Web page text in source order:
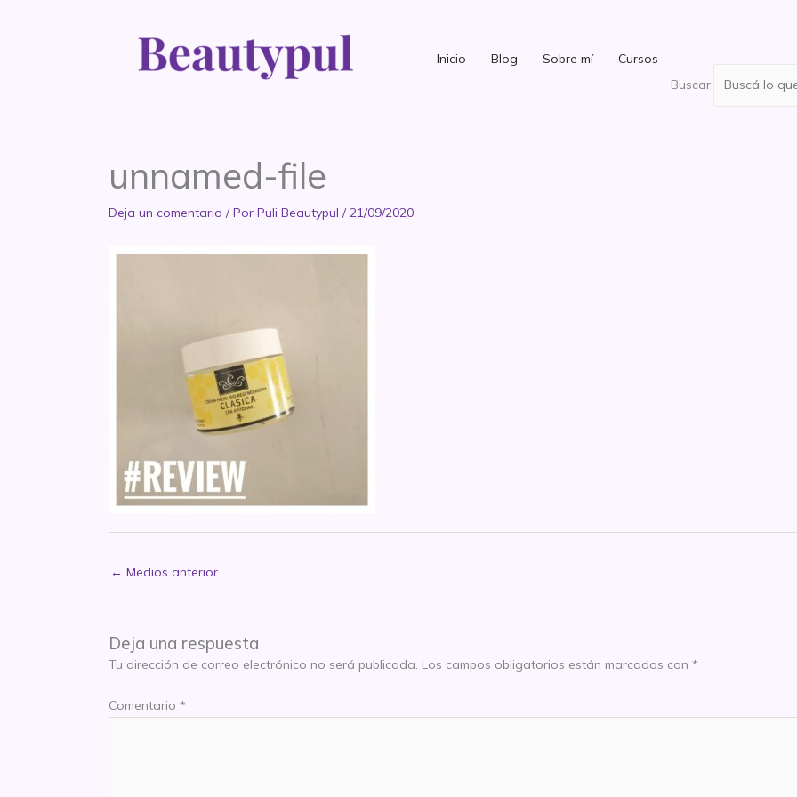
Inicio Blog Sobre mí
Cursos
Buscar:
unnamed-file
Deja un comentario / Por Puli Beautypul /21/09/2020
← Medios anterior
Deja una respuesta
Tu dirección de correo electrónico no será publicada. Los campos obligatorios están marcados con *
Comentario *